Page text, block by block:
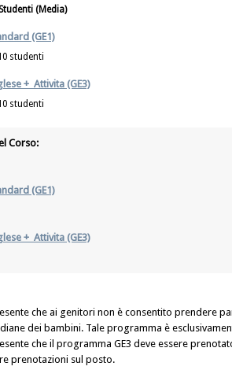
(Media)
(GE1)
studenti
+ Attivita (GE3)
studenti
Corso:
(GE1)
+ Attivita (GE3)
che ai genitori non è consentito prendere
dei bambini. Tale programma è
che il programma GE3 deve essere
prenotazioni sul posto.